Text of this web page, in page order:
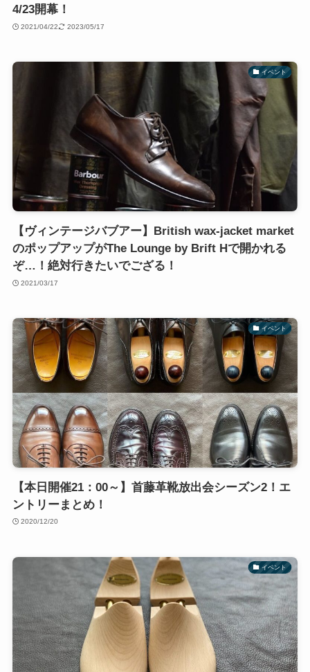
4/23開幕！
2021/04/22 2023/05/17
イベント
【ヴィンテージバブアー】British wax-jacket market
のポップアップがThe Lounge by Brift Hで開かれる
ぞ…！絶対行きたいでござる！
2021/03/17
イベント
【本日開催21：00～】首藤革靴放出会シーズン2！エ
ントリーまとめ！
2020/12/20
イベント